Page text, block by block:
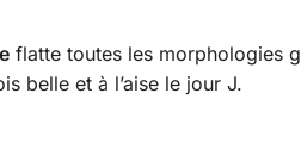
flatte toutes les morphologies
belle et à l’aise le jour J.